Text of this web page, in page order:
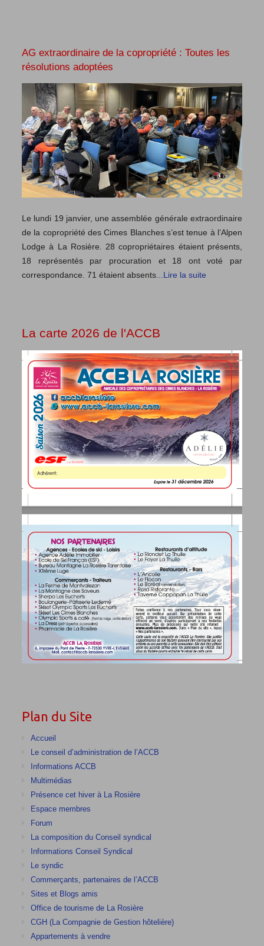
AG extraordinaire de la copropriété : Toutes les
résolutions adoptées
Le lundi 19 janvier, une assemblée générale extraordinaire
de la copropriété des Cimes Blanches s’est tenue à l’Alpen
Lodge à La Rosière. 28 copropriétaires étaient présents,
18 représentés par procuration et 18 ont voté par
correspondance. 71 étaient absents...Lire la suite
La carte 2026 de l'ACCB
Plan du Site
Accueil
Le conseil d’administration de l’ACCB
Informations ACCB
Multimédias
Présence cet hiver à La Rosière
Espace membres
Forum
La composition du Conseil syndical
Informations Conseil Syndical
Le syndic
Commerçants, partenaires de l’ACCB
Sites et Blogs amis
Office de tourisme de La Rosière
CGH (La Compagnie de Gestion hôtelière)
Appartements à vendre